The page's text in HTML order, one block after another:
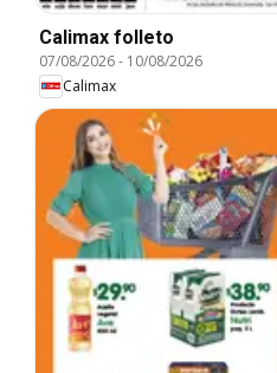
Calimax folleto
07/08/2026- 10/08/2026
Calimax